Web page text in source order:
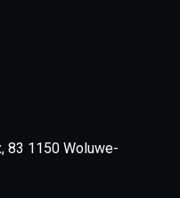
83 1150 Woluwe-